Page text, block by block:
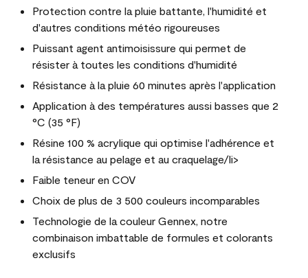
Protection contre la pluie battante, l'humidité et
d'autres conditions météo rigoureuses
Puissant agent antimoisissure qui permet de
résister à toutes les conditions d'humidité
Résistance à la pluie 60 minutes après l'application
Application à des températures aussi basses que 2
°C (35 °F)
Résine 100 % acrylique qui optimise l'adhérence et
la résistance au pelage et au craquelage/li>
Faible teneur en COV
Choix de plus de 3 500 couleurs incomparables
Technologie de la couleur Gennex, notre
combinaison imbattable de formules et colorants
exclusifs